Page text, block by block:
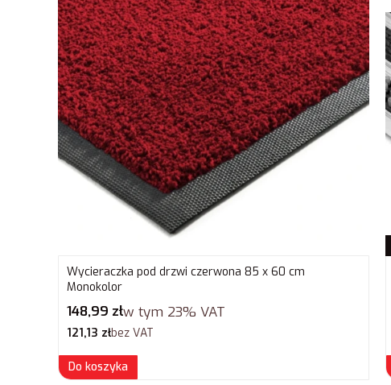
Wycieraczka pod drzwi czerwona 85 x 60 cm
Monokolor
Cena brutto
148,99 złw tym 23% VAT
Cena netto
121,13 złbez VAT
Do koszyka